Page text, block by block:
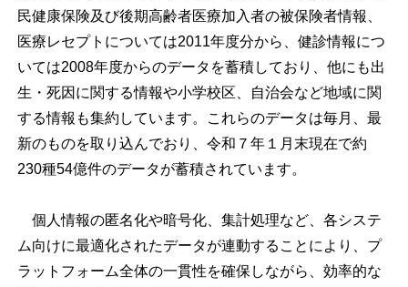
民健康保険及び後期高齢者医療加入者の被保険者情報、
医療レセプトについては2011年度分から、健診情報につ
いては2008年度からのデータを蓄積しており、他にも出
生・死因に関する情報や小学校区、自治会など地域に関
する情報も集約しています。これらのデータは毎月、最
新のものを取り込んでおり、令和７年１月末現在で約
230種54億件のデータが蓄積されています。
個人情報の匿名化や暗号化、集計処理など、各システ
ム向けに最適化されたデータが連動することにより、プ
ラットフォーム全体の一貫性を確保しながら、効率的な